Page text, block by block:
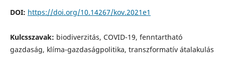
DOI: https://doi.org/10.14267/kov.2021e1
Kulcsszavak: biodiverzitás, COVID-19, fenntartható
gazdaság, klíma-gazdaságpolitika, transzformatív átalakulás